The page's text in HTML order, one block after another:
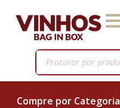
Compre por Categoria